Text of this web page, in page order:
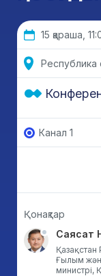
15 қараша,
Республика
Канал 1
Қонақтар
Саясат
Қазақстан
Ғылым
министрі,